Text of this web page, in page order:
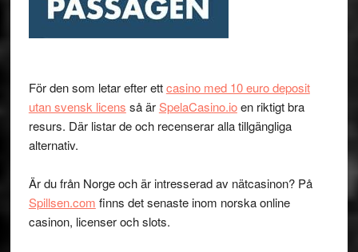
För den som letar efter ettcasino med 10 euro deposit
utan svensk licens så ärSpelaCasino.ioen riktigt bra
resurs. Där listar de och recenserar alla tillgängliga
alternativ.
Är du från Norge och är intresserad av nätcasinon? På
Spillsen.com finns det senaste inom norska online
casinon, licenser och slots.